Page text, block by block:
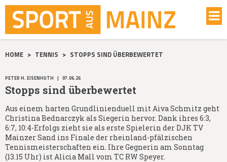
HOME > TENNIS > STOPPS SIND ÜBERBEWERTET
PETER H. EISENHUTH | 07.06.26
Stopps sind überbewertet
Aus einem harten Grundlinienduell mit Aiva Schmitz geht
Christina Bednarczyk als Siegerin hervor. Dank ihres 6:3,
6:7, 10:4-Erfolgs zieht sie als erste Spielerin der DJK TV
Mainzer Sand ins Finale der rheinland-pfälzischen
Tennismeisterschaften ein. Ihre Gegnerin am Sonntag
(13.15 Uhr) ist Alicia Mall vom TC RW Speyer.